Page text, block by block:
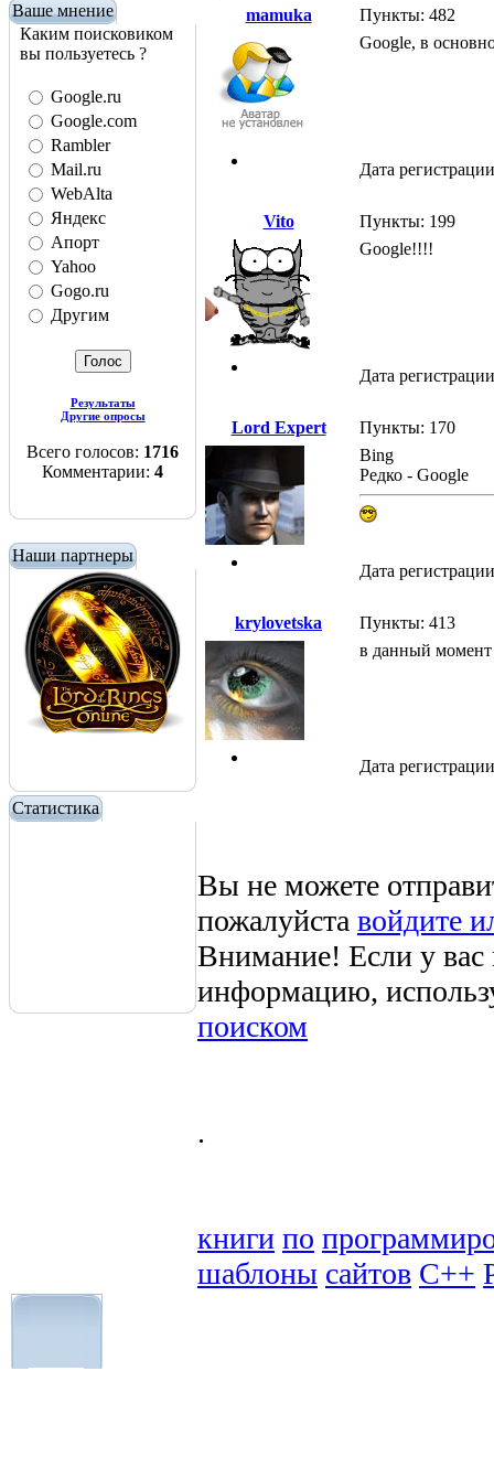
Ваше мнение
Каким поисковиком
вы пользуетесь ?
Google.ru
Google.com
Rambler
Mail.ru
WebAlta
Яндекс
Апорт
Yahoo
Gogo.ru
Другим
Результаты
Другие опросы
Всего голосов: 1716
Комментарии: 4
Наши партнеры
Статистика
mamuka
Пункты: 482
Google, в
Дата
Vito
Пункты: 199
Google!!!!
Дата
Lord Expert
Пункты: 170
Bing
Редко - Google
Дата
krylovetska
Пункты: 413
в данный
Дата
Вы не можете
пожалуйста войдите
Внимание! Если у
информацию,
поиском
.
книги по
шаблоны сайтов C++